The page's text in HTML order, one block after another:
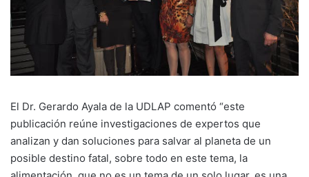
El Dr. Gerardo Ayala de la UDLAP comentó “este
publicación reúne investigaciones de expertos que
analizan y dan soluciones para salvar al planeta de un
posible destino fatal, sobre todo en este tema, la